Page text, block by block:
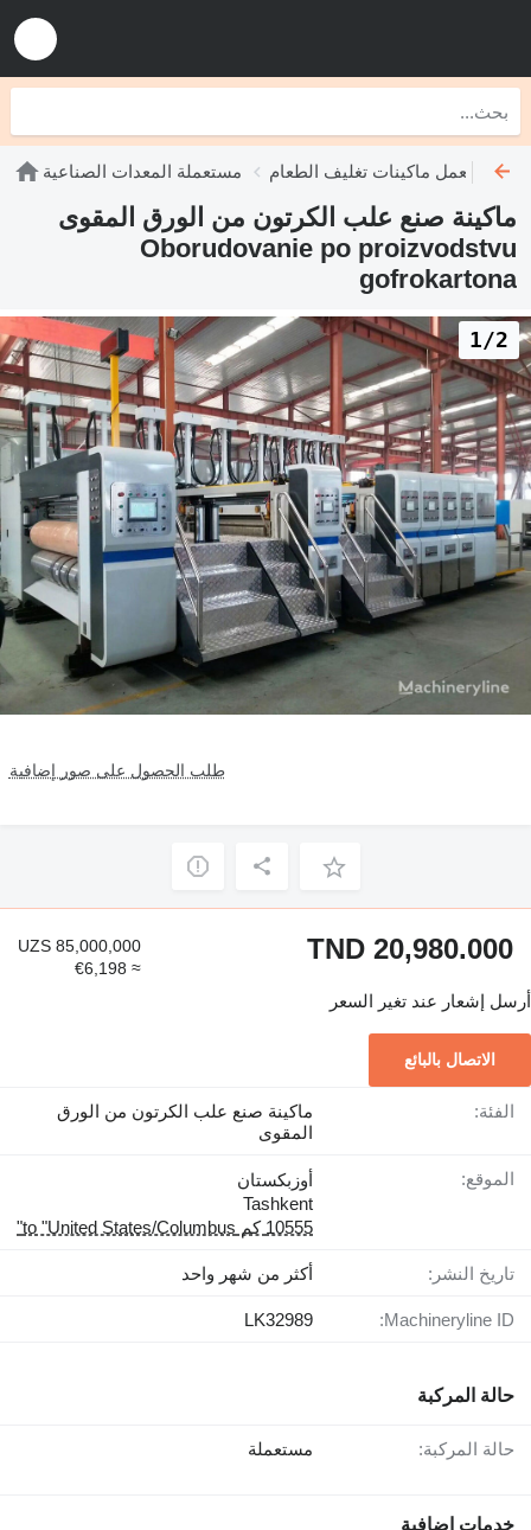
مستعملة المعدات الصناعية مستعمل ماكينات تغليف الطعام
ماكينة صنع علب الكرتون من الورق المقوى
Oborudovanie po proizvodstvu
gofrokartona
طلب الحصول على صور إضافية
1/2
TND 20,980.000
UZS 85,000,000
≈ €6,198
أرسل إشعار عند تغير السعر
الاتصال بالبائع
الفئة:
ماكينة صنع علب الكرتون من الورق
المقوى
الموقع:
أوزبكستان
Tashkent
10555 كم to "United States/Columbus"
تاريخ النشر: أكثر من شهر واحد
Machineryline ID:
LK32989
حالة المركبة
حالة المركبة: مستعملة
خدمات إضافية